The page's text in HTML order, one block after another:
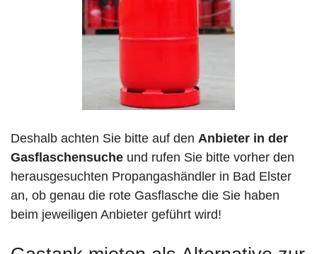
Deshalb achten Sie bitte auf den Anbieter in der
Gasflaschensuche und rufen Sie bitte vorher den
herausgesuchten Propangashändler in Bad Elster
an, ob genau die rote Gasflasche die Sie haben
beim jeweiligen Anbieter geführt wird!